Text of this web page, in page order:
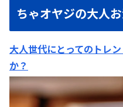
ちゃオヤジの大人
大人世代にとってのトレ
か？